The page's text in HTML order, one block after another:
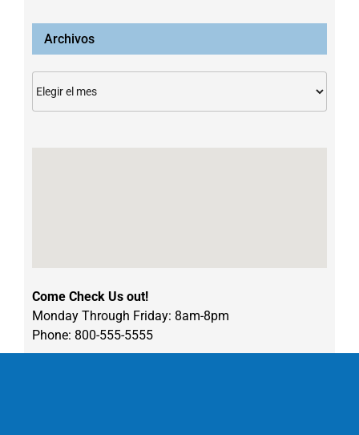
Archivos
Come Check Us out!
Monday Through Friday: 8am-8pm
Phone: 800-555-5555